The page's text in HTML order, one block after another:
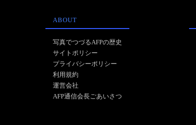
ABOUT
写真でつづるAFPの歴史
サイトポリシー
プライバシーポリシー
利用規約
運営会社
AFP通信会長ごあいさつ